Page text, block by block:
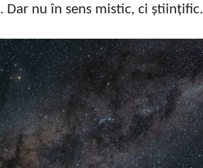
Dar nu în sens mistic, ci științific.